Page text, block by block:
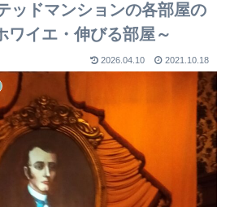
ッドマンションの各部屋の
イエ・伸びる部屋～
2026.04.10 2021.10.18